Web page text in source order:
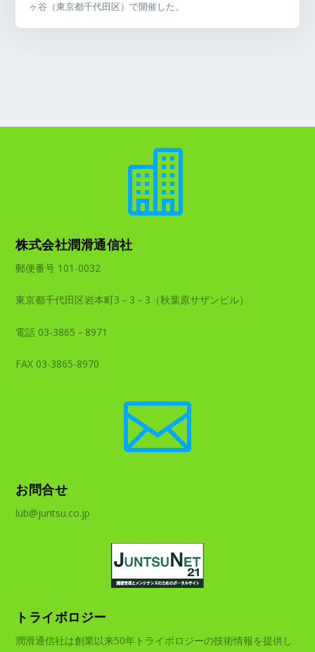
ヶ谷（東京都千代田区）で開催した。

株式会社潤滑通信社
郵便番号 101-0032
東京都千代田区岩本町3－3－3（秋葉原サザンビル）
電話 03-3865－8971
FAX 03-3865-8970

お問合せ
lub@juntsu.co.jp
トライボロジー
潤滑通信社は創業以来50年トライボロジーの技術情報を提供し